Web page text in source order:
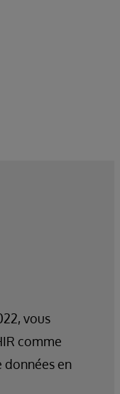
vous
comme
données en